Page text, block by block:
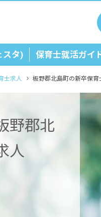
スタ) 保育士就活ガイ
士求人 板野郡北島町の新卒保育
野郡北
人